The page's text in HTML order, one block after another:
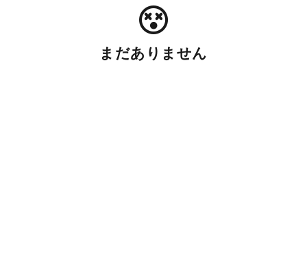
まだありません